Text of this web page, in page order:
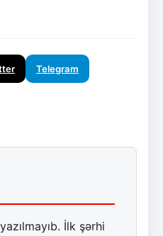
Telegram
İlk şərhi